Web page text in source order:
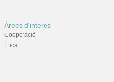
Àrees d'interès
Cooperació
Ètica